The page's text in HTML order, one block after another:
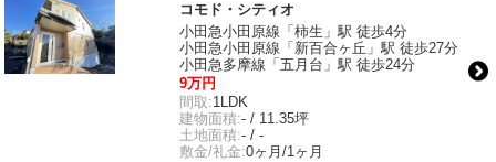
コモド・シティオ
小田急小田原線「柿生」駅 徒歩4分
小田急小田原線「新百合ヶ丘」駅 徒歩27分
小田急多摩線「五月台」駅 徒歩24分
9万円
間取:1LDK
建物面積:- / 11.35坪
土地面積:- / -
敷金/礼金:0ヶ月/1ヶ月